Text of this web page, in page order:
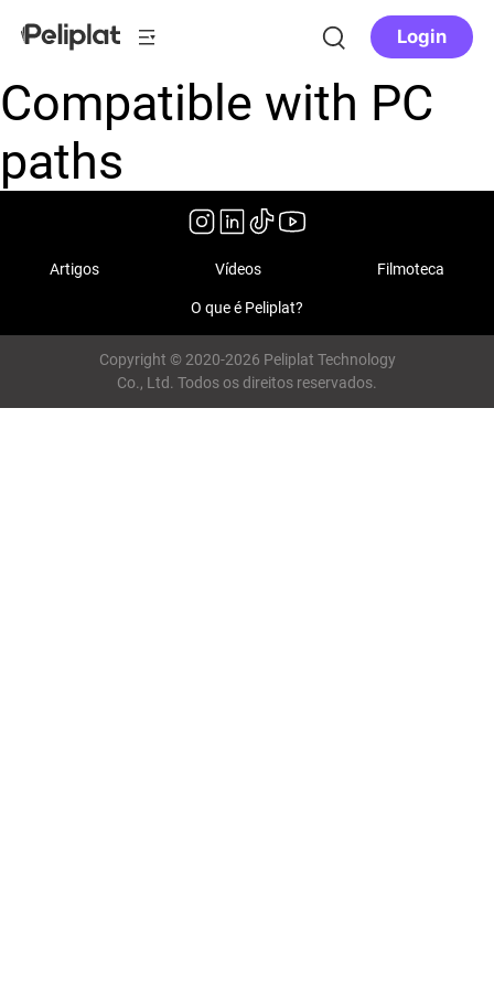
Login
Compatible with PC
paths
Artigos Vídeos Filmoteca
O que é Peliplat?
Copyright © 2020-2026 Peliplat Technology
Co., Ltd. Todos os direitos reservados.